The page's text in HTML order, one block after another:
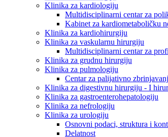
Klinika za kardiologiju
Multidisciplinarni centar za
Kabinet za kardiometaboličku
Klinika za kardiohirurgiju
Klinika za vaskularnu hirurgiju
Multidisciplinarni centar za
Klinika za grudnu hirurgiju
Klinika za pulmologiju
Centar za palijativno
Klinika za digestivnu hirurgiju - I
Klinika za gastroenterohepatologiju
Klinika za nefrologiju
Klinika za urologiju
Osnovni podaci, struktura i
Delatnost